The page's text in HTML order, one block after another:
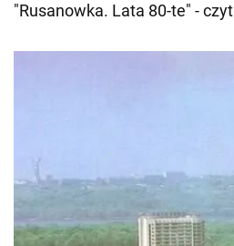
"Rusanowka. Lata 80-te" -